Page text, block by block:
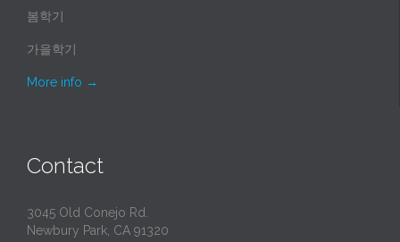
봄학기
가을학기
More info →
Contact
3045 Old Conejo Rd.
Newbury Park, CA 91320